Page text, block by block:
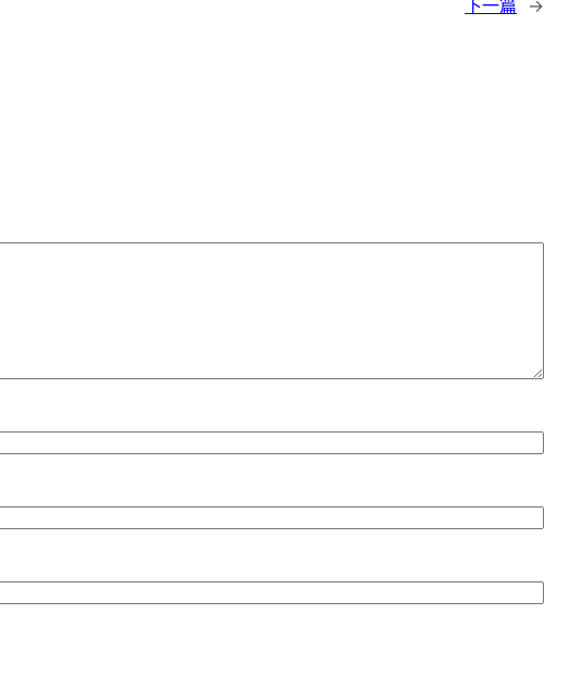
下一篇 →